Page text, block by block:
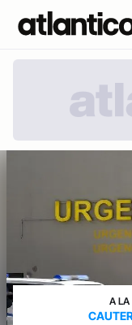
A LA